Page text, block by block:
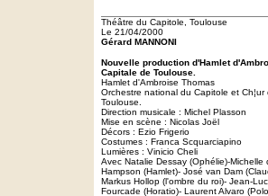
Théâtre du Capitole, Toulouse
Le 21/04/2000
Gérard MANNONI
Nouvelle production d'Hamlet
Capitale de Toulouse.
Hamlet d'Ambroise Thomas
Orchestre national du Capitole et
Toulouse.
Direction musicale : Michel Plasson
Mise en scène : Nicolas Joël
Décors : Ezio Frigerio
Costumes : Franca Scquarciapino
Lumières : Vinicio Cheli
Avec Natalie Dessay (Ophélie)-
Hampson (Hamlet)- José van Dam
Markus Hollop (l'ombre du roi)- Jean-
Fourcade (Horatio)- Laurent Alvaro